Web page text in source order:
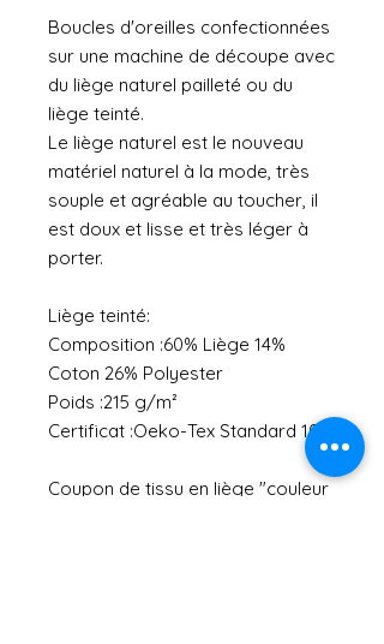
Boucles d'oreilles confectionnées
sur une machine de découpe avec
du liège naturel pailleté ou du
liège teinté.
Le liège naturel est le nouveau
matériel naturel à la mode, très
souple et agréable au toucher, il
est doux et lisse et très léger à
porter.
Liège teinté:
Composition :60% Liège 14%
Coton 26% Polyester
Poids :215 g/m²
Certificat :Oeko-Tex Standard 100
Coupon de tissu en liège "couleur